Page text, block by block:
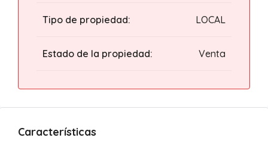
Tipo de propiedad: LOCAL
Estado de la propiedad: Venta
Características